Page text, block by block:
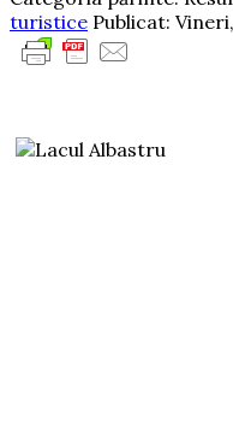
turistice Publicat: